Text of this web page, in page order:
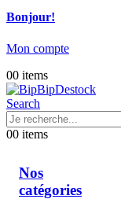
Bonjour!
Mon compte
00 items
Search
00 items
Nos
catégories